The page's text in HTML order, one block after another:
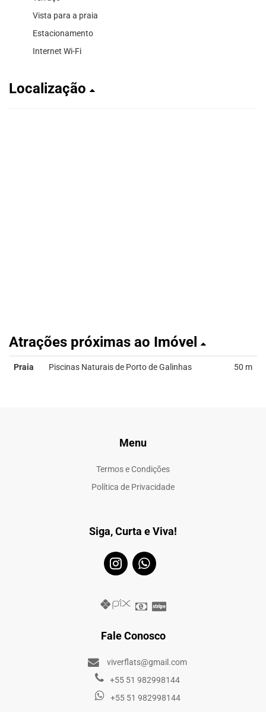
Vista para a praia
Estacionamento
Internet Wi-Fi
Localização
Atrações próximas ao Imóvel
Praia Piscinas Naturais de Porto de Galinhas 50 m
Menu
Termos e Condições
Política de Privacidade
Siga, Curta e Viva!
Fale Conosco
viverflats@gmail.com
+55 51 982998144
+55 51 982998144